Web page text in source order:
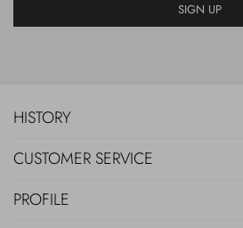
SIGN UP
HISTORY
CUSTOMER SERVICE
PROFILE